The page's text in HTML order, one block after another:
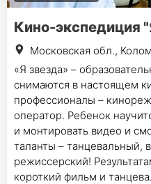
Кино-экспедиция
Московская обл.,
«Я звезда» –
снимаются в настоящем
профессионалы –
оператор. Ребенок
и монтировать видео и
таланты – танцевальный,
режиссерский!
короткий фильм и